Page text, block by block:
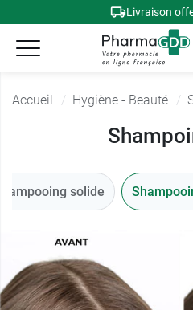
Livraison
Accueil Hygiène - Beauté
solide